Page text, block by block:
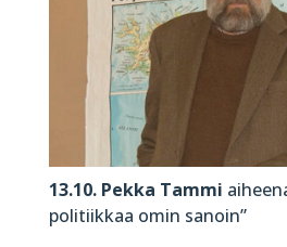
13.10. Pekka Tammi
politiikkaa omin sanoin”